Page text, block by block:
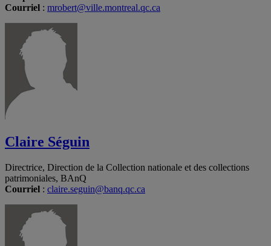
Courriel : mrobert@ville.montreal.qc.ca
Claire Séguin
Directrice, Direction de la Collection nationale et des collections
patrimoniales, BAnQ
Courriel : claire.seguin@banq.qc.ca